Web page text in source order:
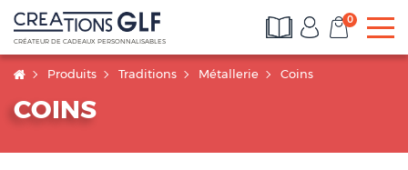
0
CRÉATEUR DE CADEAUX PERSONNALISABLES
Produits Traditions Métallerie Coins
COINS